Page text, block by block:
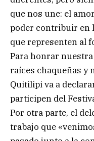
que nos une: el
poder contribuir en
que representen al
Para honrar
raíces chaqueñas y
Quitilipi va a
participen del
Por otra parte, el
trabajo que